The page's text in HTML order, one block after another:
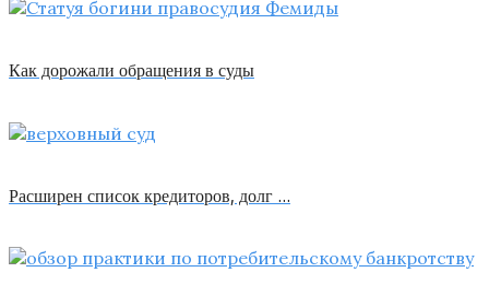
Как дорожали обращения в суды
Расширен список кредиторов, долг …